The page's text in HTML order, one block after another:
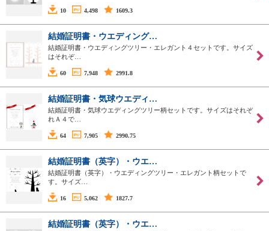
10 4,498 1609.3
結婚証明書・ウエディング…
結婚証明書・ウエディングツリー・エレガント４セットです。サイズ
はそれぞ…
60 7,948 2991.8
結婚証明書・気球ウエディ…
結婚証明書・気球ウエディングツリー柄セットです。サイズはそれぞ
れＡ４で…
64 7,905 2990.75
結婚証明書（英字）・ウエ…
結婚証明書（英字）・ウエディングツリー・エレガント柄セットで
す。サイズ…
16 5,062 1827.7
結婚証明書（英字）・ウエ…